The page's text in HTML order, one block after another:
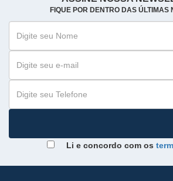
FIQUE POR DENTRO DAS ÚLTIMAS
Li e concordo com os